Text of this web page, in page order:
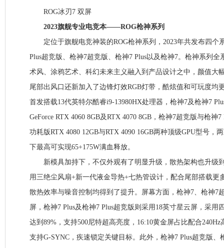
ROG冰刃7 双屏
2023旗舰专业电竞本——ROG枪神系列
定位于旗舰电竞神装的ROG枪神系列，2023年共发布四个
Plus超竞版、枪神7超竞版、枪神7 Plus以及枪神7。枪神系列
术风、涂鸦艺术、科幻未来主义融入到产品设计之中，颜值大
尾部出风口还新加入了边锋灯效RGB灯带，酷炫值和可玩度均
首发搭载13代英特尔酷睿i9-13980HX处理器，枪神7及枪神7
GeForce RTX 4060 8GB及RTX 4070 8GB，枪神7超竞版与枪神
功耗版RTX 4080 12GB与RTX 4090 16GB两种顶级GPU型号，
下最高可实现65+175W满血释放。
新模具加持下，不仅外观有了明显升级，散热架构也升级
用三绝尘风扇+新一代液金导热+七热管设计，配合尾部搭载更
散热效率与噪音控制均得到了提升。屏幕方面，枪神7、枪神7
屏，枪神7 Plus及枪神7 Plus超竞版则采用18英寸星云屏，采用
达到89%，支持500尼特超高亮度，16:10黄金屏占比配合240Hz
支持G-SYNC，疾速锁定关键目标。此外，枪神7 Plus超竞版、